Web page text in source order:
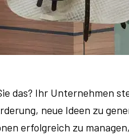
das? Ihr Unternehmen
neue Ideen zu
erfolgreich zu